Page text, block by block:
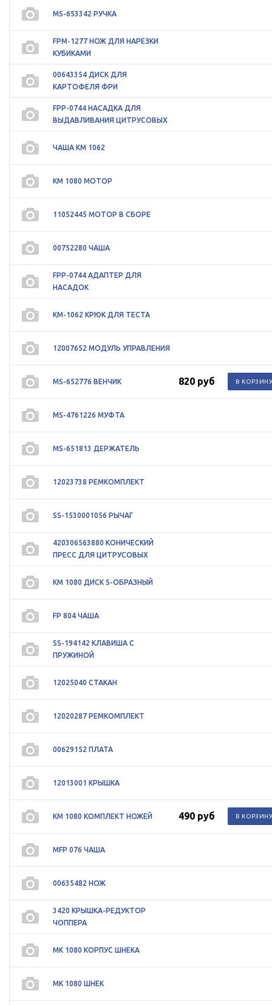
MS-653342 РУЧКА
FPM-1277 НОЖ ДЛЯ НАРЕЗКИ
КУБИКАМИ
00643354 ДИСК ДЛЯ
КАРТОФЕЛЯ ФРИ
FPP-0744 НАСАДКА ДЛЯ
ВЫДАВЛИВАНИЯ ЦИТРУСОВЫХ
ЧАША KM 1062
KM 1080 МОТОР
11052445 МОТОР В СБОРЕ
00752280 ЧАША
FPP-0744 АДАПТЕР ДЛЯ
НАСАДОК
KM-1062 КРЮК ДЛЯ ТЕСТА
12007652 МОДУЛЬ УПРАВЛЕНИЯ
MS-652776 ВЕНЧИК 820 руб
MS-4761226 МУФТА
MS-651813 ДЕРЖАТЕЛЬ
12023738 РЕМКОМПЛЕКТ
SS-1530001056 РЫЧАГ
420306563880 КОНИЧЕСКИЙ
ПРЕСС ДЛЯ ЦИТРУСОВЫХ
KM 1080 ДИСК S-ОБРАЗНЫЙ
FP 804 ЧАША
SS-194142 КЛАВИША С
ПРУЖИНОЙ
12025040 СТАКАН
12020287 РЕМКОМПЛЕКТ
00629152 ПЛАТА
12013001 КРЫШКА
KM 1080 КОМПЛЕКТ НОЖЕЙ 490 руб
MFP 076 ЧАША
00635482 НОЖ
3420 КРЫШКА-РЕДУКТОР
ЧОППЕРА
MK 1080 КОРПУС ШНЕКА
MK 1080 ШНЕК